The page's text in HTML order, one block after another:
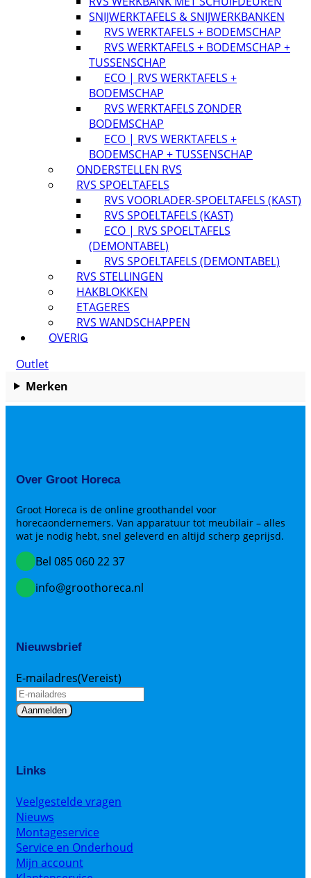
SNIJWERKTAFELS & SNIJWERKBANKEN
RVS WERKTAFELS + BODEMSCHAP
RVS WERKTAFELS + BODEMSCHAP +
TUSSENSCHAP
ECO | RVS WERKTAFELS +
BODEMSCHAP
RVS WERKTAFELS ZONDER
BODEMSCHAP
ECO | RVS WERKTAFELS +
BODEMSCHAP + TUSSENSCHAP
ONDERSTELLEN RVS
RVS SPOELTAFELS
RVS VOORLADER-SPOELTAFELS (KAST)
RVS SPOELTAFELS (KAST)
ECO | RVS SPOELTAFELS
(DEMONTABEL)
RVS SPOELTAFELS (DEMONTABEL)
RVS STELLINGEN
HAKBLOKKEN
ETAGERES
RVS WANDSCHAPPEN
OVERIG
Outlet
Merken
Over Groot Horeca
Groot Horeca is de online groothandel voor
horecaondernemers. Van apparatuur tot meubilair – alles
wat je nodig hebt, snel geleverd en altijd scherp geprijsd.
Bel 085 060 22 37
info@groothoreca.nl
Nieuwsbrief
E-mailadres(Vereist)
Links
Veelgestelde vragen
Nieuws
Montageservice
Service en Onderhoud
Mijn account